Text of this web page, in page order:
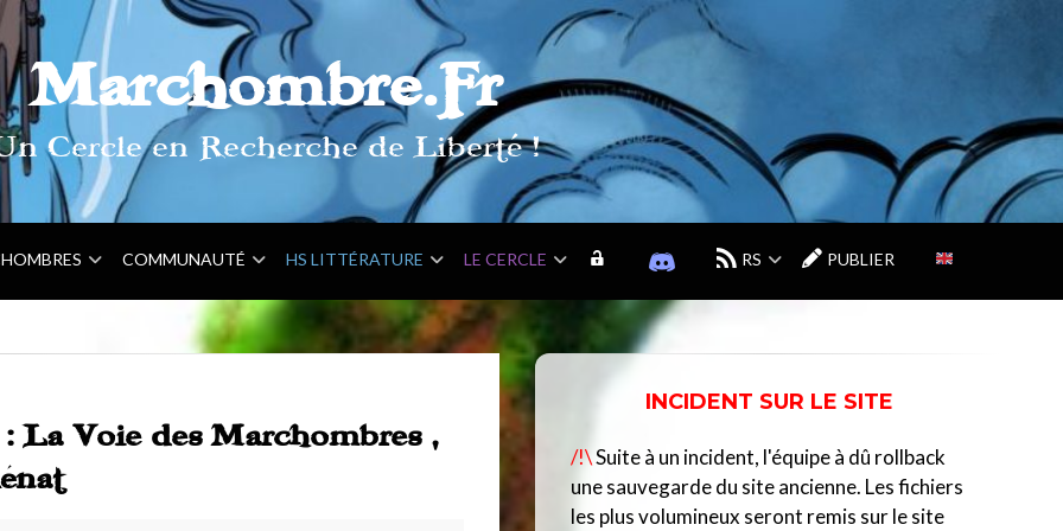
Marchombre.Fr
Cercle en Recherche de Liberté !
COMMUNAUTÉ HS LITTÉRATURE LE CERCLE
C
O
E
S
O
D
U
C
RS PUBLIER
Voie des Marchombres ,
INCIDENT SUR LE SITE
/!\Suite à un incident, l'équipe à dû rollback
une sauvegarde du site ancienne. Les fichiers
les plus volumineux seront remis sur le site